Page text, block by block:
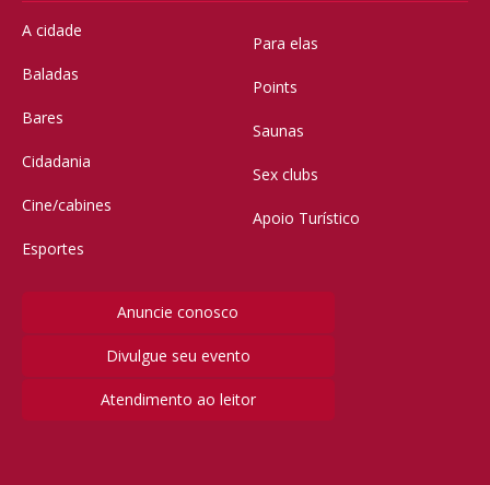
A cidade
Baladas
Bares
Cidadania
Cine/cabines
Esportes
Para elas
Points
Saunas
Sex clubs
Apoio Turístico
Anuncie conosco
Divulgue seu evento
Atendimento ao leitor